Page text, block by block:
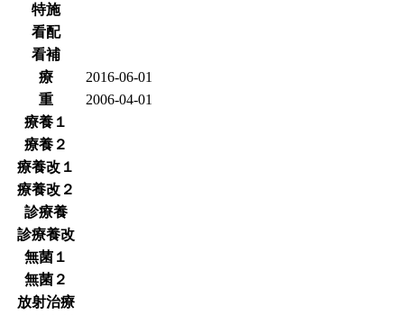
特施
看配
看補
療
2016-06-01
重
2006-04-01
療養１
療養２
療養改１
療養改２
診療養
診療養改
無菌１
無菌２
放射治療